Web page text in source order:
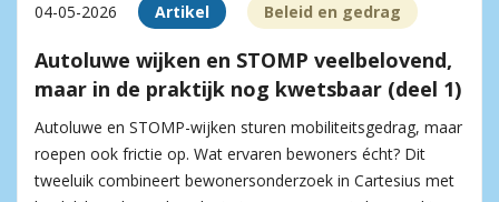
04-05-2026 Artikel Beleid en gedrag
Autoluwe wijken en STOMP veelbelovend,
maar in de praktijk nog kwetsbaar (deel 1)
Autoluwe en STOMP-wijken sturen mobiliteitsgedrag, maar
roepen ook frictie op. Wat ervaren bewoners écht? Dit
tweeluik combineert bewonersonderzoek in Cartesius met